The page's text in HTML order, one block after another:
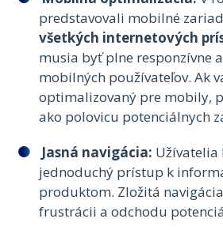
predstavovali mobilné
všetkých internetových
musia byť plne responzívne
mobilných používateľov. Ak
optimalizovaný pre mobily,
ako polovicu potenciálnych
Jasná navigácia:
jednoduchý prístup k
produktom. Zložitá
frustrácii a odchodu